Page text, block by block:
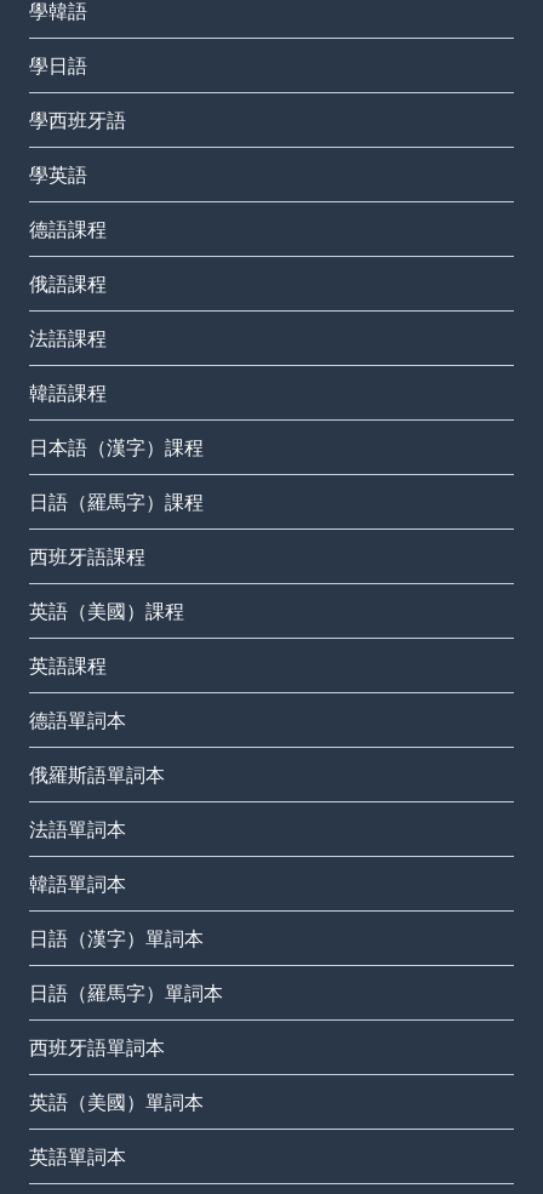
學韓語
學日語
學西班牙語
學英語
德語課程
俄語課程
法語課程
韓語課程
日本語（漢字）課程
日語（羅馬字）課程
西班牙語課程
英語（美國）課程
英語課程
德語單詞本
俄羅斯語單詞本
法語單詞本
韓語單詞本
日語（漢字）單詞本
日語（羅馬字）單詞本
西班牙語單詞本
英語（美國）單詞本
英語單詞本